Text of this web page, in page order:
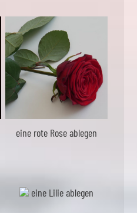
eine rote Rose ablegen
eine Lilie ablegen